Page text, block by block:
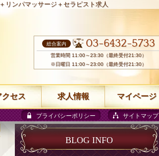
リンパマッサージ＋セラピスト求人
プライバシーポリシー サイトマップ
BLOG INFO
総合案内 03-6432-5733
営業時間 11:00～23:30（最終受付21:30）
※日曜日 11:00～23:00（最終受付21:30）
クセス 求人情報 マイページ